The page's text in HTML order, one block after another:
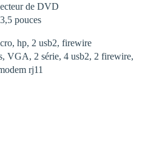
de DVD
pouces
hp, 2 usb2, firewire
VGA, 2 série, 4 usb2, 2 firewire,
rj11